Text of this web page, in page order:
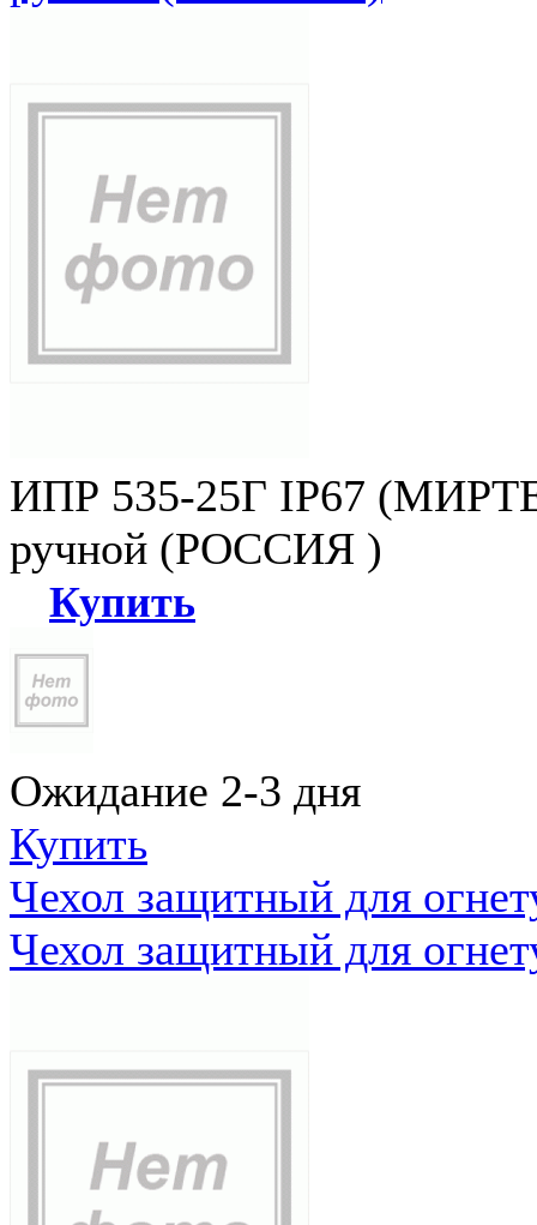
ИПР 535-25Г IP67
ручной (РОССИЯ )
Купить
Ожидание 2-3 дня
Купить
Чехол защитный для
Чехол защитный для